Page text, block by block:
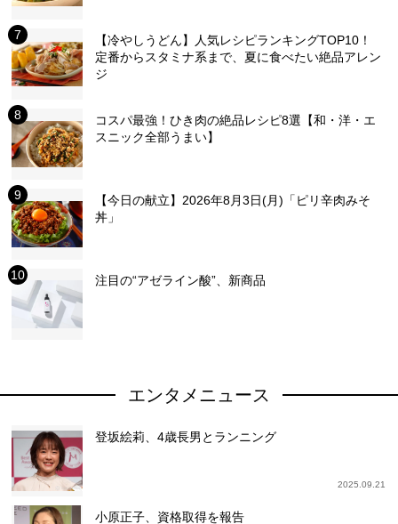
【冷やしうどん】人気レシピランキングTOP10！
定番からスタミナ系まで、夏に食べたい絶品アレン
ジ
コスパ最強！ひき肉の絶品レシピ8選【和・洋・エ
スニック全部うまい】
【今日の献立】2026年8月3日(月)「ピリ辛肉みそ
丼」
注目の“アゼライン酸”、新商品
エンタメニュース
登坂絵莉、4歳長男とランニング
2025.09.21
小原正子、資格取得を報告